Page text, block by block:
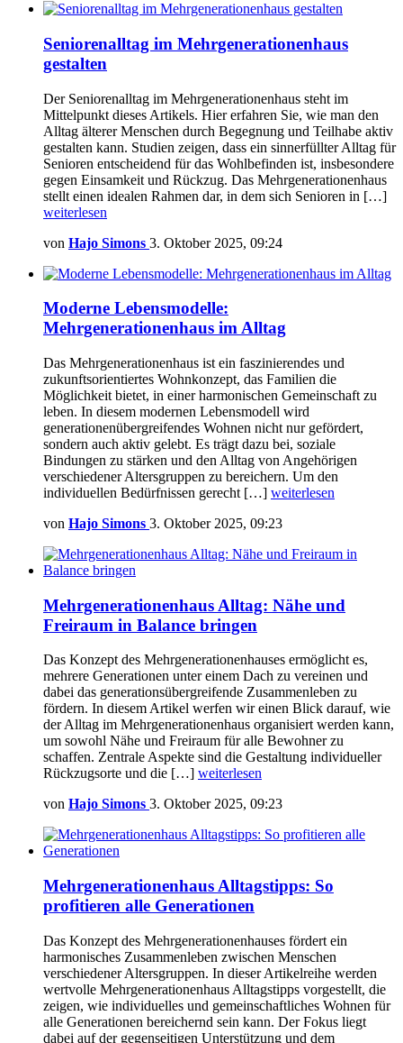
Seniorenalltag im Mehrgenerationenhaus
gestalten
Der Seniorenalltag im Mehrgenerationenhaus steht im
Mittelpunkt dieses Artikels. Hier erfahren Sie, wie man den
Alltag älterer Menschen durch Begegnung und Teilhabe aktiv
gestalten kann. Studien zeigen, dass ein sinnerfüllter Alltag für
Senioren entscheidend für das Wohlbefinden ist, insbesondere
gegen Einsamkeit und Rückzug. Das Mehrgenerationenhaus
stellt einen idealen Rahmen dar, in dem sich Senioren in […]
weiterlesen
von Hajo Simons 3. Oktober 2025, 09:24
Moderne Lebensmodelle:
Mehrgenerationenhaus im Alltag
Das Mehrgenerationenhaus ist ein faszinierendes und
zukunftsorientiertes Wohnkonzept, das Familien die
Möglichkeit bietet, in einer harmonischen Gemeinschaft zu
leben. In diesem modernen Lebensmodell wird
generationenübergreifendes Wohnen nicht nur gefördert,
sondern auch aktiv gelebt. Es trägt dazu bei, soziale
Bindungen zu stärken und den Alltag von Angehörigen
verschiedener Altersgruppen zu bereichern. Um den
individuellen Bedürfnissen gerecht […] weiterlesen
von Hajo Simons 3. Oktober 2025, 09:23
Mehrgenerationenhaus Alltag: Nähe und
Freiraum in Balance bringen
Das Konzept des Mehrgenerationenhauses ermöglicht es,
mehrere Generationen unter einem Dach zu vereinen und
dabei das generationsübergreifende Zusammenleben zu
fördern. In diesem Artikel werfen wir einen Blick darauf, wie
der Alltag im Mehrgenerationenhaus organisiert werden kann,
um sowohl Nähe und Freiraum für alle Bewohner zu
schaffen. Zentrale Aspekte sind die Gestaltung individueller
Rückzugsorte und die […] weiterlesen
von Hajo Simons 3. Oktober 2025, 09:23
Mehrgenerationenhaus Alltagstipps: So
profitieren alle Generationen
Das Konzept des Mehrgenerationenhauses fördert ein
harmonisches Zusammenleben zwischen Menschen
verschiedener Altersgruppen. In dieser Artikelreihe werden
wertvolle Mehrgenerationenhaus Alltagstipps vorgestellt, die
zeigen, wie individuelles und gemeinschaftliches Wohnen für
alle Generationen bereichernd sein kann. Der Fokus liegt
dabei auf der gegenseitigen Unterstützung und dem